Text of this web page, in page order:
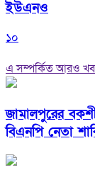
ইউএনও
১০
এ সম্পর্কিত আরও
জামালপুরের
বিএনপি নেতা